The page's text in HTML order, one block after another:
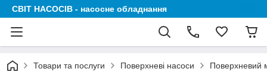
СВІТ НАСОСІВ - насосне обладнання
Товари та послуги Поверхневі насоси Поверхневий